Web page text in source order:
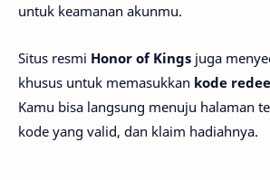
untuk keamanan akunmu.
Situs resmi Honor of Kings juga
khusus untuk memasukkan kode
Kamu bisa langsung menuju halaman
kode yang valid, dan klaim hadiahnya.